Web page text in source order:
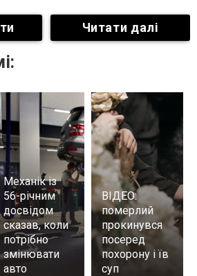
Читати далі
Механік із
56-річним
досвідом
сказав, коли
потрібно
змінювати
авто
ВІДЕО:
померлий
прокинувся
посеред
похорону і їв
суп